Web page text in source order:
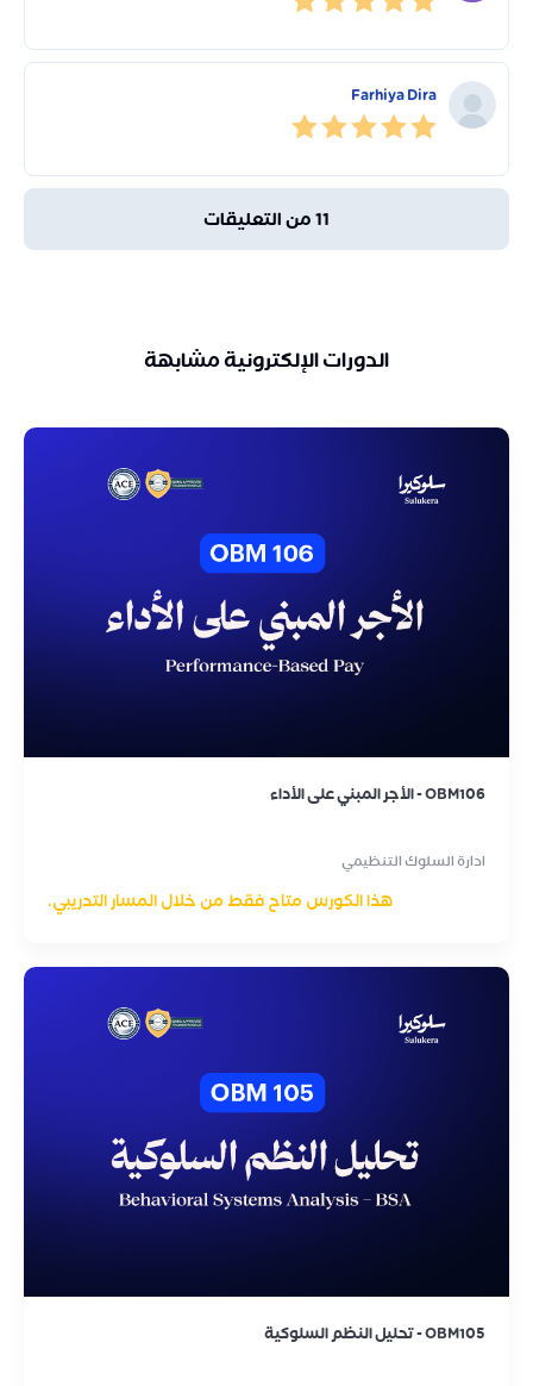
Farhiya Dira
11 من التعليقات
الدورات الإلكترونية مشابهة
OBM106 - الأجر المبني على الأداء
ادارة السلوك التنظيمي
هذا الكورس متاح فقط من خلال المسار التدريبي.
OBM105 - تحليل النظم السلوكية